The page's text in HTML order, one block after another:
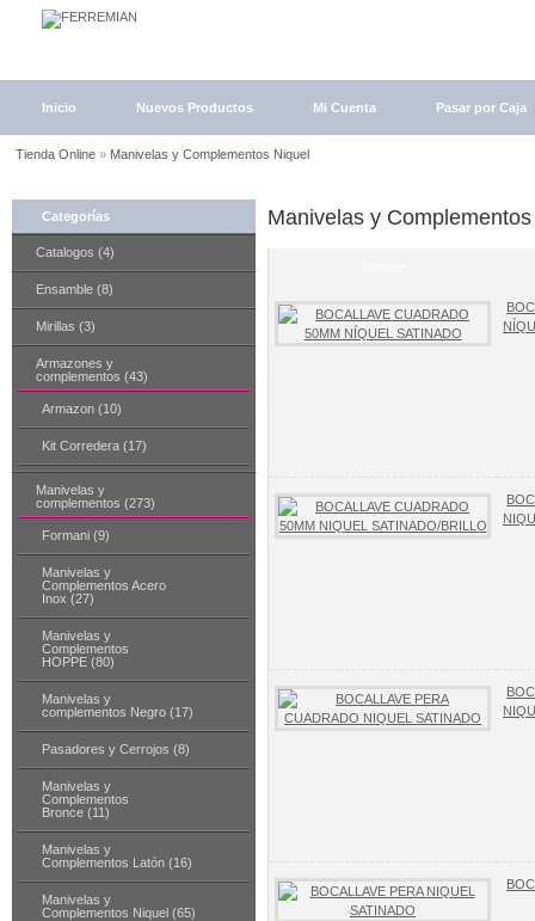
Inicio Nuevos Productos Mi Cuenta Pasar por Caja
Tienda Online» Manivelas y Complementos Niquel
Categorías
Catalogos (4)
Ensamble (8)
Mirillas (3)
Armazones y
complementos (43)
Armazon (10)
Kit Corredera (17)
Manivelas y
complementos (273)
Formani (9)
Manivelas y
Complementos Acero
Inox (27)
Manivelas y
Complementos
HOPPE (80)
Manivelas y
complementos Negro (17)
Pasadores y Cerrojos (8)
Manivelas y
Complementos
Bronce (11)
Manivelas y
Complementos Latón (16)
Manivelas y
Complementos Niquel (65)
Manivelas y